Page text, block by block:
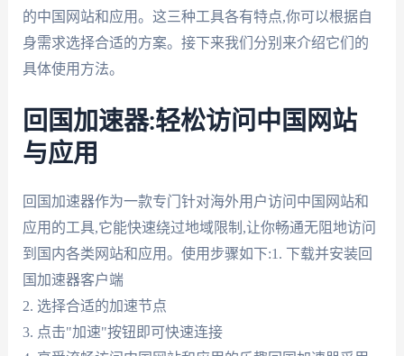
的中国网站和应用。这三种工具各有特点,你可以根据自
身需求选择合适的方案。接下来我们分别来介绍它们的
具体使用方法。
回国加速器:轻松访问中国网站
与应用
回国加速器作为一款专门针对海外用户访问中国网站和
应用的工具,它能快速绕过地域限制,让你畅通无阻地访问
到国内各类网站和应用。使用步骤如下:1. 下载并安装回
国加速器客户端
2. 选择合适的加速节点
3. 点击"加速"按钮即可快速连接